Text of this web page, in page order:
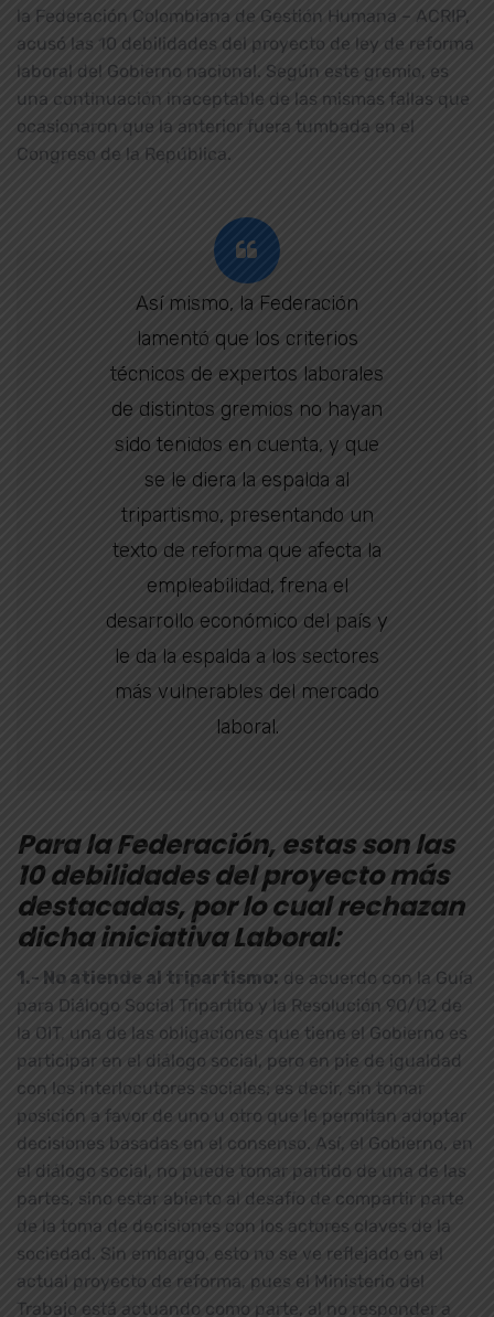
la Federación Colombiana de Gestión Humana – ACRIP,
acusó las 10 debilidades del proyecto de ley de reforma
laboral del Gobierno nacional. Según este gremio, es
una continuación inaceptable de las mismas fallas que
ocasionaron que la anterior fuera tumbada en el
Congreso de la República.
Así mismo, la Federación
lamentó que los criterios
técnicos de expertos laborales
de distintos gremios no hayan
sido tenidos en cuenta, y que
se le diera la espalda al
tripartismo, presentando un
texto de reforma que afecta la
empleabilidad, frena el
desarrollo económico del país y
le da la espalda a los sectores
más vulnerables del mercado
laboral.
Para la Federación, estas son las
10 debilidades del proyecto más
destacadas, por lo cual rechazan
dicha iniciativa Laboral:
1.- No atiende al tripartismo: de acuerdo con la Guía
para Diálogo Social Tripartito y la Resolución 90/02 de
la OIT, una de las obligaciones que tiene el Gobierno es
participar en el diálogo social, pero en pie de igualdad
con los interlocutores sociales; es decir, sin tomar
posición a favor de uno u otro que le permitan adoptar
decisiones basadas en el consenso. Así, el Gobierno, en
el diálogo social, no puede tomar partido de una de las
partes, sino estar abierto al desafío de compartir parte
de la toma de decisiones con los actores claves de la
sociedad. Sin embargo, esto no se ve reflejado en el
actual proyecto de reforma, pues el Ministerio del
Trabajo está actuando como parte, al no responder a